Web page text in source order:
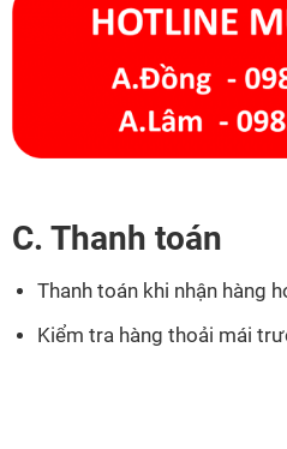
C. Thanh toán
Thanh toán khi nhận hàng
Kiểm tra hàng thoải mái